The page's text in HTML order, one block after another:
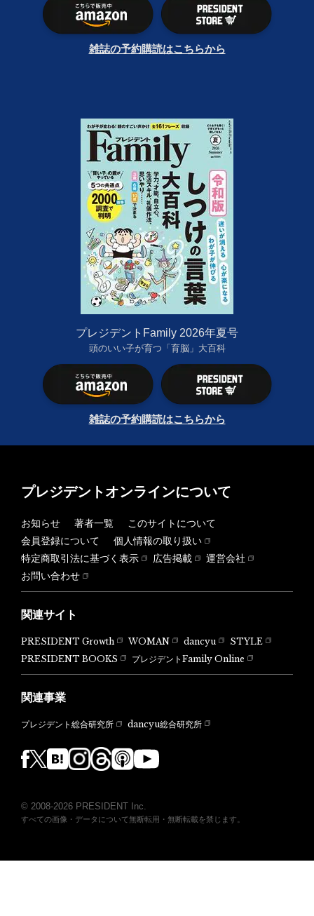
雑誌の予約購読はこちらから
プレジデントFamily 2026年夏号
頭のいい子が育つ「育脳」大百科
雑誌の予約購読はこちらから
プレジデントオンラインについて
お知らせ 著者一覧
このサイトについて
会員登録について
個人情報の取り扱い
特定商取引法に基づく表示
広告掲載
運営会社
お問い合わせ
関連サイト
PRESIDENT Growth WOMAN dancyu
STYLE
PRESIDENT BOOKS
プレジデントFamily Online
関連事業
プレジデント総合研究所 dancyu総合研究所
© 2008-2026 PRESIDENT Inc.
すべての画像・データについて無断転用・無断転載を禁じます。